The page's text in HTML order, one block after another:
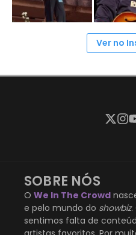
Ver no
SOBRE NÓS
O We In The Crowd
e pelo mundo do showbiz.
sentimos falta de